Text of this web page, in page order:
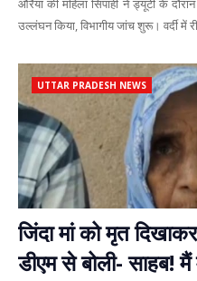
औरैया की महिला सिपाही ने ड्यूटी के
उल्लंघन किया, विभागीय जांच शुरू। वर्दी में
UTTAR PRADESH NEWS
जिंदा मां को मृत
डीएम से बोली- साहब! मैं